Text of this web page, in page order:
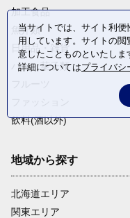
加工食品
魚介類
日用品・雑貨
パン・菓子類
飲料(酒以外)
地域から探す
北海道エリア
関東エリア
当サイトでは、サイト利
用しています。サイトの
意したことものといたしま
詳細についてはプライバシ